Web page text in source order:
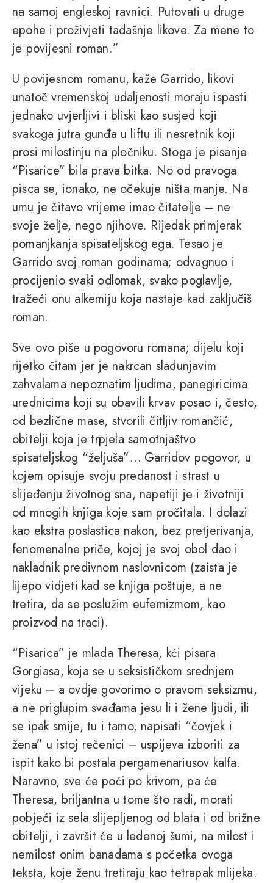
na samoj engleskoj ravnici. Putovati u druge
epohe i proživjeti tadašnje likove. Za mene to
je povijesni roman.”
U povijesnom romanu, kaže Garrido, likovi
unatoč vremenskoj udaljenosti moraju ispasti
jednako uvjerljivi i bliski kao susjed koji
svakoga jutra gunđa u liftu ili nesretnik koji
prosi milostinju na pločniku. Stoga je pisanje
“Pisarice” bila prava bitka. No od pravoga
pisca se, ionako, ne očekuje ništa manje. Na
umu je čitavo vrijeme imao čitatelje – ne
svoje želje, nego njihove. Rijedak primjerak
pomanjkanja spisateljskog ega. Tesao je
Garrido svoj roman godinama; odvagnuo i
procijenio svaki odlomak, svako poglavlje,
tražeći onu alkemiju koja nastaje kad zaključiš
roman.
Sve ovo piše u pogovoru romana; dijelu koji
rijetko čitam jer je nakrcan sladunjavim
zahvalama nepoznatim ljudima, panegiricima
urednicima koji su obavili krvav posao i, često,
od bezlične mase, stvorili čitljiv romančić,
obitelji koja je trpjela samotnjaštvo
spisateljskog “željuša”… Garridov pogovor, u
kojem opisuje svoju predanost i strast u
slijeđenju životnog sna, napetiji je i životniji
od mnogih knjiga koje sam pročitala. I dolazi
kao ekstra poslastica nakon, bez pretjerivanja,
fenomenalne priče, kojoj je svoj obol dao i
nakladnik predivnom naslovnicom (zaista je
lijepo vidjeti kad se knjiga poštuje, a ne
tretira, da se poslužim eufemizmom, kao
proizvod na traci).
“Pisarica” je mlada Theresa, kći pisara
Gorgiasa, koja se u seksističkom srednjem
vijeku – a ovdje govorimo o pravom seksizmu,
a ne priglupim svađama jesu li i žene ljudi, ili
se ipak smije, tu i tamo, napisati “čovjek i
žena” u istoj rečenici – uspijeva izboriti za
ispit kako bi postala pergamenariusov kalfa.
Naravno, sve će poći po krivom, pa će
Theresa, briljantna u tome što radi, morati
pobjeći iz sela slijepljenog od blata i od brižne
obitelji, i završit će u ledenoj šumi, na milost i
nemilost onim banadama s početka ovoga
teksta, koje ženu tretiraju kao tetrapak mlijeka.